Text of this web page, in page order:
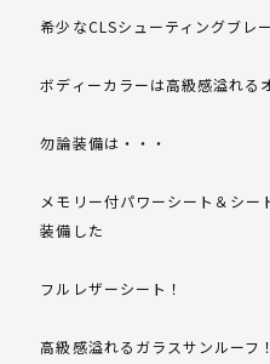
希少なCLSシューティングブレ
ボディーカラーは高級感溢れる
勿論装備は・・・
メモリー付パワーシート＆シ
装備した
フルレザーシート！
高級感溢れるガラスサンルーフ！